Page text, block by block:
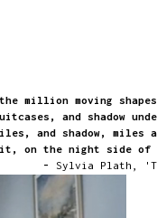
million moving
and shadow
and shadow, miles
on the night side of
-
Sylvia Plath,